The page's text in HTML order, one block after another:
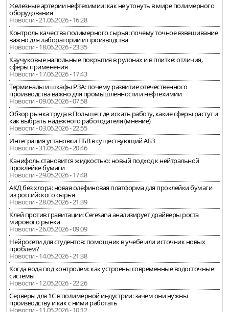
Железные артерии нефтехимии: как не утонуть в мире полимерного
оборудования
Новости - 21.06.2026 - 16:28
Контроль качества полимерного сырья: почему точное взвешивание
важно для лаборатории и производства
Новости - 18.06.2026 - 23:35
Каучуковые напольные покрытия в рулонах и в плитке: отличия,
сферы применения
Новости - 17.06.2026 - 17:43
Терминалы и шкафы РЗА: почему развитие отечественного
производства важно для промышленности и нефтехимии
Новости - 09.06.2026 - 07:58
Обзор рынка труда в Польше: где искать работу, какие сферы растут и
как выбрать надёжного работодателя (мнение)
Новости - 03.06.2026 - 22:55
Интеграция установки ПБВ в существующий АБЗ
Новости - 31.05.2026 - 20:46
Канифоль становится жидкостью: новый подход к нейтральной
проклейке бумаги
Новости - 29.05.2026 - 17:48
АКД без хлора: новая олефиновая платформа для проклейки бумаги
из российского сырья
Новости - 28.05.2026 - 21:39
Клей против гравитации: Ceresana анализирует драйверы роста
мирового рынка
Новости - 26.05.2026 - 09:09
Нейросети для студентов: помощник в учебе или источник новых
проблем?
Новости - 14.05.2026 - 21:38
Когда вода под контролем: как устроены современные водосточные
системы
Новости - 12.05.2026 - 22:26
Серверы для 1С в полимерной индустрии: зачем они нужны
производству и как с ними работать
Новости - 11.05.2026 - 10:12